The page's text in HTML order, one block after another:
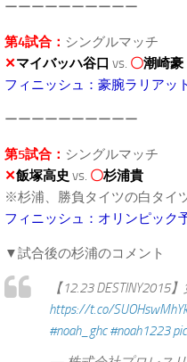
ーーーーーーーーーー
第4試合： シングルマッチ
✕マイバッハ谷口 vs. 〇潮崎豪
フィニッシュ：豪腕ラリアッ
ーーーーーーーーーー
第5試合： シングルマッチ
✕飯塚高史 vs. 〇杉浦貴
※杉浦、勝負タイツの白タイ
フィニッシュ：オリンピック
▼試合後の杉浦のコメント
【12.23
https://t.co/
#noah_ghc #noah1223